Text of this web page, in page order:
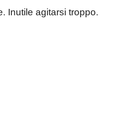
Inutile agitarsi troppo.